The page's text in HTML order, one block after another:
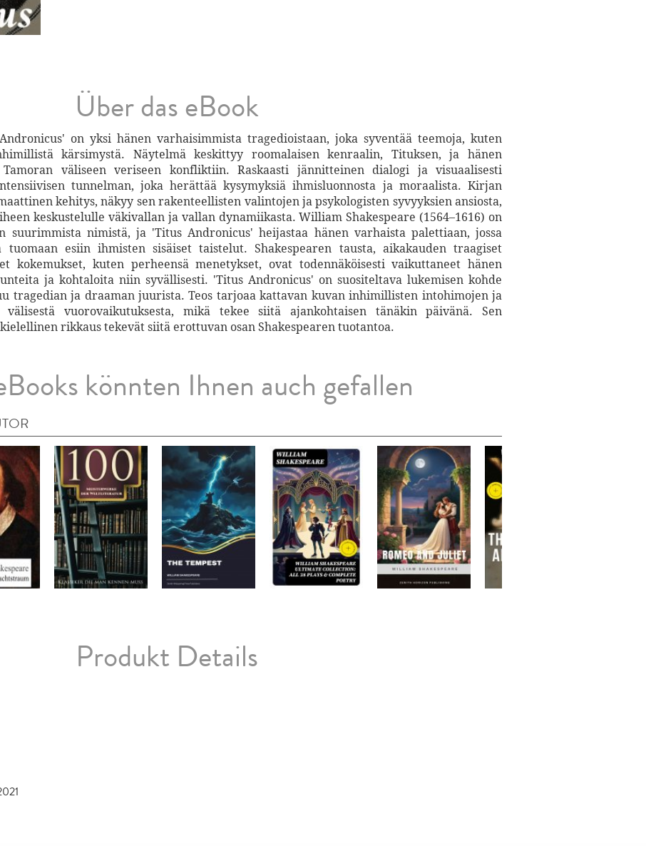
Über das eBook
on yksi hänen varhaisimmista tragedioistaan, joka syventää teemoja, kuten
kärsimystä. Näytelmä keskittyy roomalaisen kenraalin, Tituksen, ja hänen
Tamoran väliseen veriseen konfliktiin. Raskaasti jännitteinen dialogi ja visuaalisesti
tunnelman, joka herättää kysymyksiä ihmisluonnosta ja moraalista. Kirjan
kehitys, näkyy sen rakenteellisten valintojen ja psykologisten syvyyksien ansiosta,
keskustelulle väkivallan ja vallan dynamiikasta. William Shakespeare (1564–1616) on
suurimmista nimistä, ja 'Titus Andronicus' heijastaa hänen varhaista palettiaan, jossa
esiin ihmisten sisäiset taistelut. Shakespearen tausta, aikakauden traagiset
kokemukset, kuten perheensä menetykset, ovat todennäköisesti vaikuttaneet hänen
ja kohtaloita niin syvällisesti. 'Titus Andronicus' on suositeltava lukemisen kohde
tragedian ja draaman juurista. Teos tarjoaa kattavan kuvan inhimillisten intohimojen ja
välisestä vuorovaikutuksesta, mikä tekee siitä ajankohtaisen tänäkin päivänä. Sen
rikkaus tekevät siitä erottuvan osan Shakespearen tuotantoa.
könnten Ihnen auch gefallen
Produkt Details